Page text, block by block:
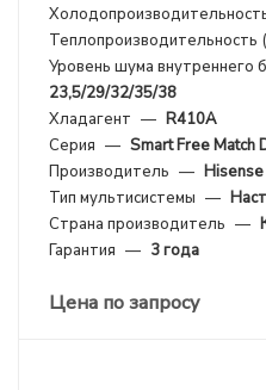
Теплопроизводительность
Уровень шума внутреннего
23,5/29/32/35/38
Хладагент — R410A
Серия — Smart Free Match
Производитель — Hisense
Тип мультисистемы —
Страна производитель —
Гарантия — 3 года
Цена по запросу